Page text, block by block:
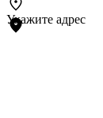
Укажите адрес